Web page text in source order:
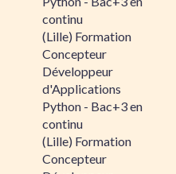
continu
(Lille) Formation
Concepteur
Développeur
d'Applications
Python - Bac+3 en
continu
(Lille) Formation
Concepteur